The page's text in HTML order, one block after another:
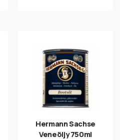
Hermann Sachse
Veneöljy 750ml